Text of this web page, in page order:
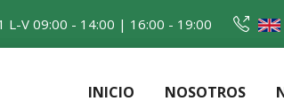
L-V 09:00 - 14:00 | 16:00 - 19:00
INICIO NOSOTROS